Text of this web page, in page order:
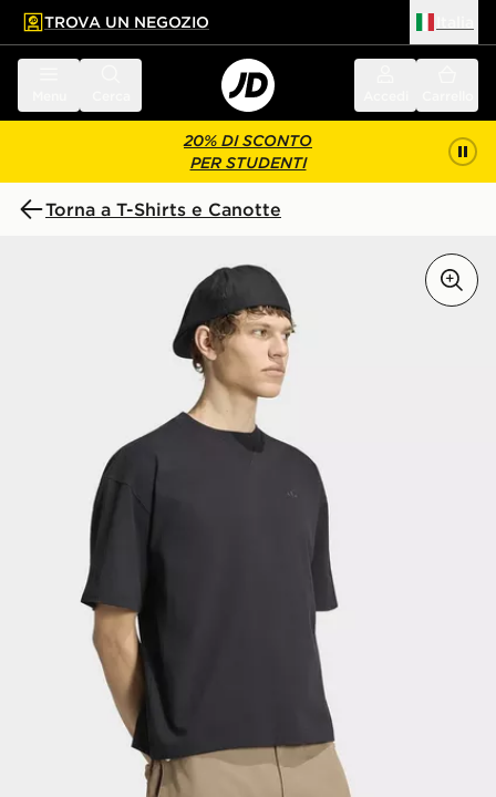
principale
a fondo pagina
TROVA UN NEGOZIO
20% DI SCONTO
PER STUDENTI
Torna a T-Shirts e Canotte